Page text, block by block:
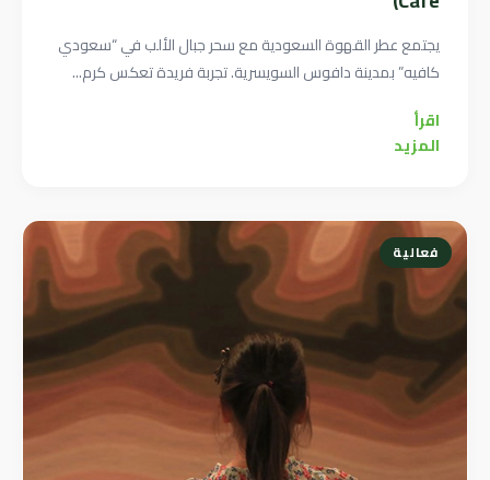
يجتمع عطر القهوة السعودية مع سحر جبال الألب في “سعودي
كافيه” بمدينة دافوس السويسرية. تجربة فريدة تعكس كرم...
اقرأ
المزيد
فعالية